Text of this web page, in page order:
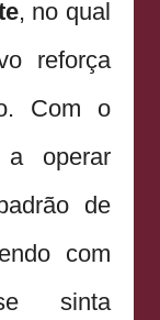
, no qual
reforça
Com o
operar
de
com
sinta